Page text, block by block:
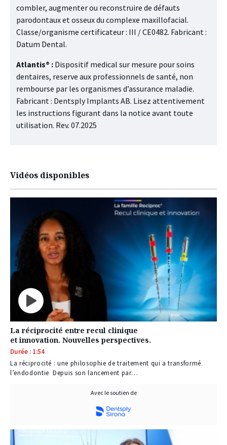
combler, augmenter ou reconstruire de défauts
parodontaux et osseux du complexe maxillofacial.
Classe/organisme certificateur : III / CE0482. Fabricant :
Datum Dental.
Atlantis® : Dispositif medical sur mesure pour soins
dentaires, reserve aux professionnels de santé, non
rembourse par les organismes d’assurance maladie.
Fabricant : Dentsply Implants AB. Lisez attentivement
les instructions figurant dans la notice avant toute
utilisation. Rev. 07.2025
Vidéos disponibles
La réciprocité entre recul clinique
et innovation. Nouvelles perspectives.
Durée : 1:54
La réciprocité : une philosophie de traitement qui a transformé
l’endodontie Depuis son lancement par…
Avec le soutien de